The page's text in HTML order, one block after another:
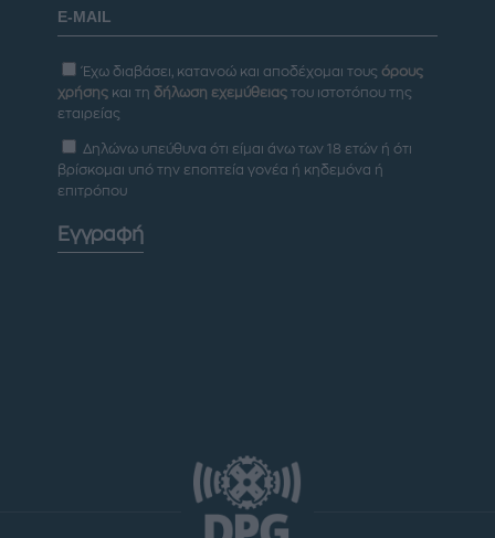
Έχω διαβάσει, κατανοώ και αποδέχομαι τους όρους
χρήσης και τη δήλωση εχεμύθειας του ιστοτόπου της
εταιρείας
Δηλώνω υπεύθυνα ότι είμαι άνω των 18 ετών ή ότι
βρίσκομαι υπό την εποπτεία γονέα ή κηδεμόνα ή
επιτρόπου
Εγγραφή